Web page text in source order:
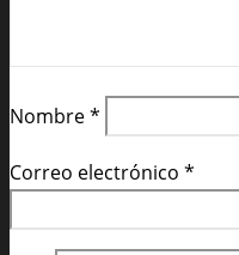
Nombre*
Correo electrónico *